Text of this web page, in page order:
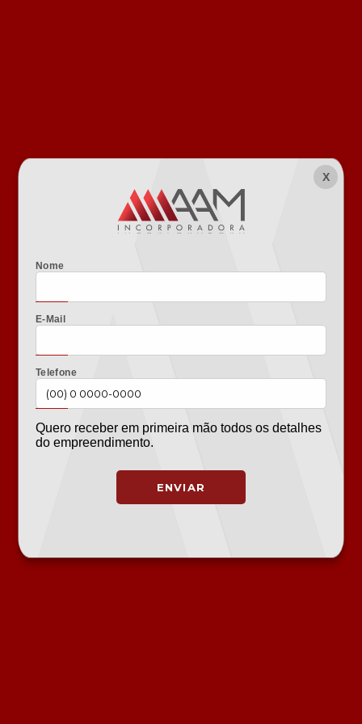
X
Nome
E-Mail
Telefone
Quero receber em primeira mão todos os detalhes
do empreendimento.